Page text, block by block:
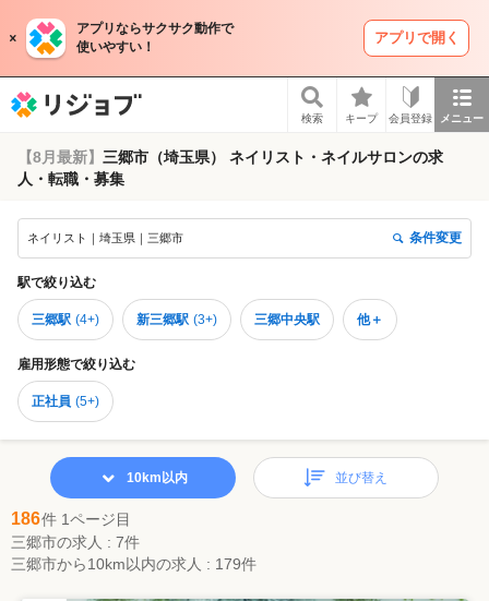
アプリならサクサク動作で
使いやすい！
アプリで開く
検索 キープ 会員登録 メニュー
【8月最新】 三郷市（埼玉県） ネイリスト・ネイルサロンの求
人・転職・募集
ネイリスト｜埼玉県｜三郷市 条件変更
駅で絞り込む
三郷駅 (4+) 新三郷駅 (3+) 三郷中央駅 他＋
雇用形態で絞り込む
正社員 (5+)
186件 1ページ目
三郷市の求人 : 7件
三郷市から10km以内の求人 : 179件
10km以内 並び替え